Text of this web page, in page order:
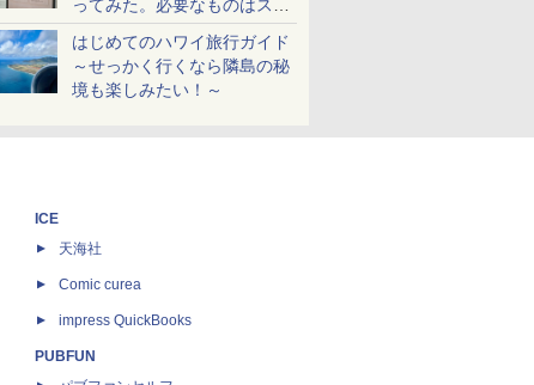
ってみた。必要なものはスマ
ホとマイナカードのみ
はじめてのハワイ旅行ガイド
～せっかく行くなら隣島の秘
境も楽しみたい！～
ICE
天海社
Comic curea
impress QuickBooks
PUBFUN